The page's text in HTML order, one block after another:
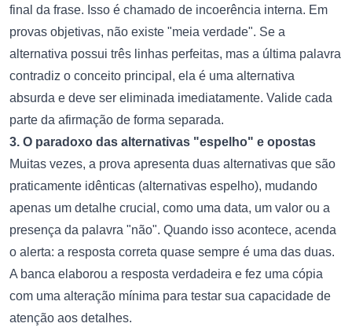
final da frase. Isso é chamado de incoerência interna. Em
provas objetivas, não existe "meia verdade". Se a
alternativa possui três linhas perfeitas, mas a última palavra
contradiz o conceito principal, ela é uma alternativa
absurda e deve ser eliminada imediatamente. Valide cada
parte da afirmação de forma separada.
3. O paradoxo das alternativas "espelho" e opostas
Muitas vezes, a prova apresenta duas alternativas que são
praticamente idênticas (alternativas espelho), mudando
apenas um detalhe crucial, como uma data, um valor ou a
presença da palavra "não". Quando isso acontece, acenda
o alerta: a resposta correta quase sempre é uma das duas.
A banca elaborou a resposta verdadeira e fez uma cópia
com uma alteração mínima para testar sua capacidade de
atenção aos detalhes.